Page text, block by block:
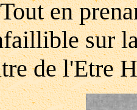
en
sur
de l'Etre